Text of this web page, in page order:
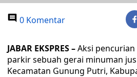
0 Komentar
JABAR EKSPRES –Aksi
parkir sebuah gerai minuman jus
Kecamatan Gunung Putri,